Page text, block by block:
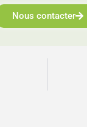
Nous contacter